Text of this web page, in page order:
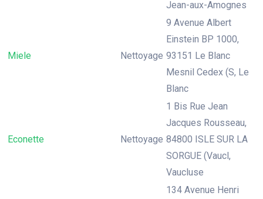
Jean-aux-Amognes
Miele Nettoyage
9 Avenue Albert
Einstein BP 1000,
93151 Le Blanc
Mesnil Cedex (S, Le
Blanc
Econette Nettoyage
1 Bis Rue Jean
Jacques Rousseau,
84800 ISLE SUR LA
SORGUE (Vaucl,
Vaucluse
134 Avenue Henri